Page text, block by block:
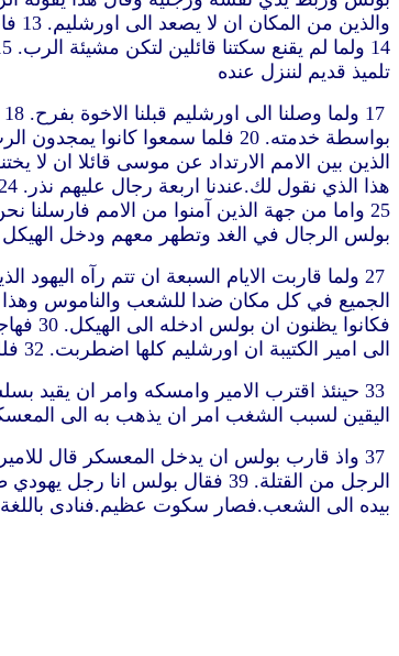
تلميذ قديم لننزل عنده
بولس الرجال في الغد وتطهر معهم ودخل الهيكل
الى امير الكتيبة ان اورشليم كلها اضطربت. 32 فللوقت اخذ عسكرا وقواد مئات وركض اليهم.فلما رأوا الامير والعسكر كفوا عن ضرب بولس
اليقين لسبب الشغب امر ان يذهب به الى المعسكر. 35 ولما صار على الدرج اتفق ان العسكر حمله بسبب عنف الجمع. 36 لان جمهور الشعب كانوا يتبعونه
بيده الى الشعب.فصار سكوت عظيم.فنادى باللغة